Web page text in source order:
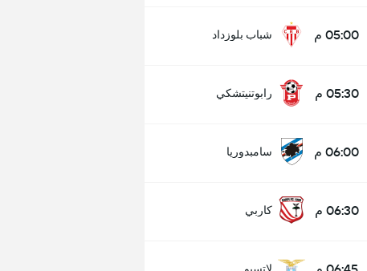
05:00 م شباب بلوزداد
05:30 م رابوتنيتشكي
06:00 م سامبدوريا
06:30 م كاربي